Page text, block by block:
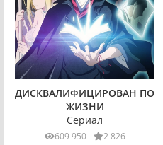
ДИСКВАЛИФИЦИРОВАН ПО
ЖИЗНИ
Сериал
609 950 2 826